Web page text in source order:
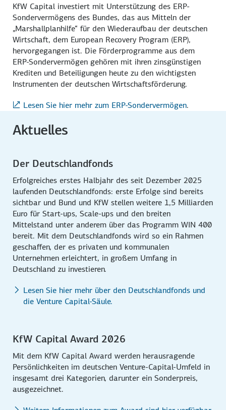
KfW Capital investiert mit Unterstützung des ERP-
Sondervermögens des Bundes, das aus Mitteln der
„Marshallplanhilfe“ für den Wiederaufbau der deutschen
Wirtschaft, dem European Recovery Program (ERP),
hervorgegangen ist. Die Förderprogramme aus dem
ERP-Sondervermögen gehören mit ihren zinsgünstigen
Krediten und Beteiligungen heute zu den wichtigsten
Instrumenten der deutschen Wirtschaftsförderung.
Lesen Sie hier mehr zum ERP-Sondervermögen.
Aktuelles
Der Deutschlandfonds
Erfolgreiches erstes Halbjahr des seit Dezember 2025
laufenden Deutschlandfonds: erste Erfolge sind bereits
sichtbar und Bund und KfW stellen weitere 1,5 Milliarden
Euro für Start-ups, Scale-ups und den breiten
Mittelstand unter anderem über das Programm WIN 400
bereit. Mit dem Deutschlandfonds wird so ein Rahmen
geschaffen, der es privaten und kommunalen
Unternehmen erleichtert, in großem Umfang in
Deutschland zu investieren.
Lesen Sie hier mehr über den Deutschlandfonds und
die Venture Capital-Säule.
KfW Capital Award 2026
Mit dem KfW Capital Award werden herausragende
Persönlichkeiten im deutschen Venture-Capital-Umfeld in
insgesamt drei Kategorien, darunter ein Sonderpreis,
ausgezeichnet.